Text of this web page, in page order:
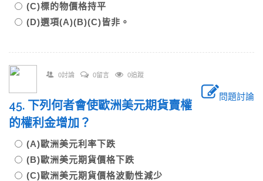
(C)標的物價格持平
(D)選項(A)(B)(C)皆非。
0討論 0留言 0追蹤
問題討論
45. 下列何者會使歐洲美元期貨賣權
的權利金增加？
(A)歐洲美元利率下跌
(B)歐洲美元期貨價格下跌
(C)歐洲美元期貨價格波動性減少